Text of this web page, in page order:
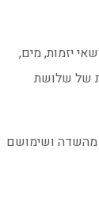
יזמות, מים,
של שלושת
מהשדה ושימושם